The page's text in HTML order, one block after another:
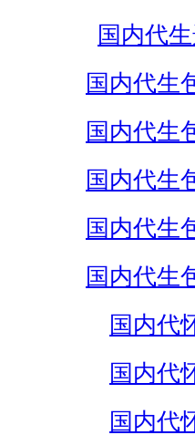
国内代
国内代生
国内代生
国内代生
国内代生
国内代生
国内代
国内代
国内代